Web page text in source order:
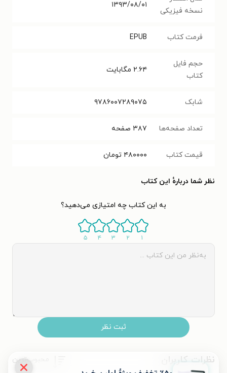
نسخه فیزیکی
۱۳۹۳/۰۸/۰۱
فرمت کتاب EPUB
حجم فایل
کتاب
۲.۶۴ مگابایت
شابک ۹۷۸۶۰۰۷۲۸۹۰۷۵
تعداد صفحه‌ها ۳۸۷ صفحه
قیمت کتاب ۴۸۰۰۰۰ تومان
نظر شما دربارهٔ این کتاب
به این کتاب چه امتیازی می‌دهید؟
۱ ۲ ۳ ۴ ۵
ثبت نظر
نظرات کاربران محبوب‌ترین